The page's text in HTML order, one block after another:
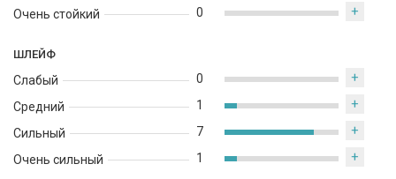
Очень стойкий
0 +
ШЛЕЙФ
Слабый
Средний
Сильный
Очень сильный
0 +
1 +
7 +
1 +